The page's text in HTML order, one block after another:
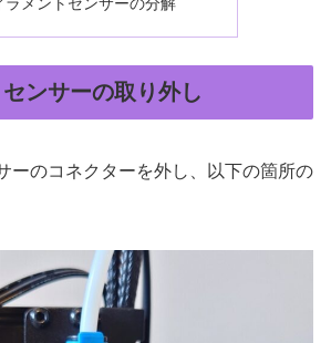
ンサーの取り外し
ーのコネクターを外し、以下の箇所の